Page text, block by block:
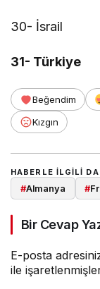
30- İsrail
31- Türkiye
Beğendim
Kızgın
HABERLE ILGILI
#Almanya #
Bir Cevap
E-posta
ile